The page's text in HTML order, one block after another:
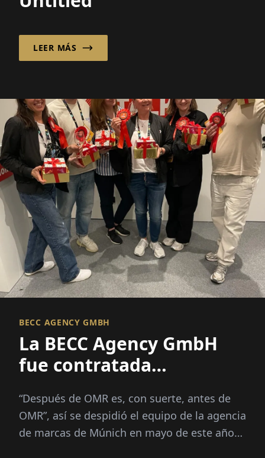
LEER MÁS
BECC AGENCY GMBH
La BECC Agency GmbH
fue contratada
exclusivo socio de
contenido del festival de
“Después de OMR es, con suerte, antes de
OMR”, así se despidió el equipo de la agencia
de marcas de Múnich en mayo de este año